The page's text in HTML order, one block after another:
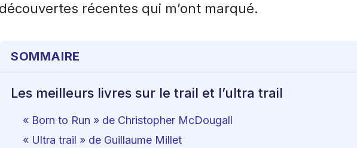
découvertes récentes qui m’ont marqué.
SOMMAIRE
Les meilleurs livres sur le trail et l’ultra trail
« Born to Run » de Christopher McDougall
« Ultra trail » de Guillaume Millet